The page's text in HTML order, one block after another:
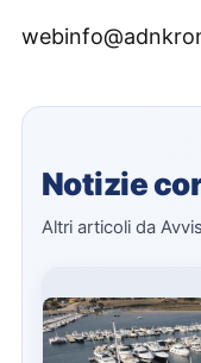
Notizie
Altri articoli da